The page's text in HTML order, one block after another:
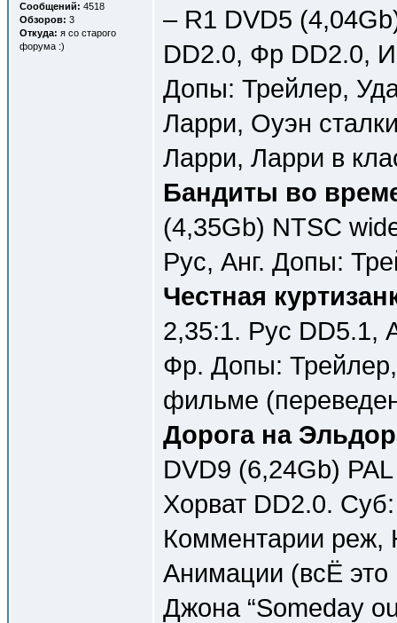
Сообщений: 4518
Обзоров: 3
Откуда: я со старого
форума :)
– R1 DVD5
DD2.0, Фр DD2.0,
Допы: Трейлер,
Ларри, Оуэн
Ларри, Ларри в
Бандиты во
(4,35Gb) NTSC
Рус, Анг. Допы:
Честная
2,35:1. Рус DD5.1,
Фр. Допы:
фильме
Дорога на
DVD9 (6,24Gb)
Хорват DD2.0.
Комментарии
Анимации (всЁ это
Джона “Someday